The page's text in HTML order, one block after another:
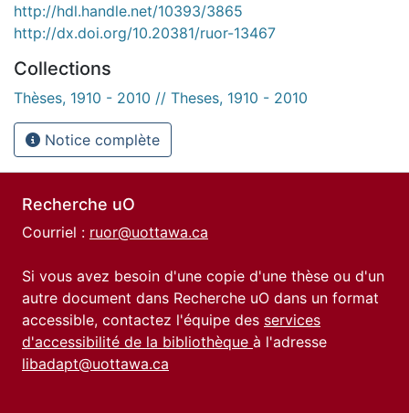
http://hdl.handle.net/10393/3865
http://dx.doi.org/10.20381/ruor-13467
Collections
Thèses, 1910 - 2010 // Theses, 1910 - 2010
Notice complète
Recherche uO
Courriel : ruor@uottawa.ca
Si vous avez besoin d'une copie d'une thèse ou d'un
autre document dans Recherche uO dans un format
accessible, contactez l'équipe des services
d'accessibilité de la bibliothèque à l'adresse
libadapt@uottawa.ca